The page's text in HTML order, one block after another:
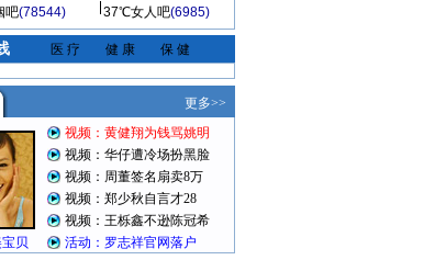
吧(78544) 37℃女人吧(6985)
医 疗 健 康 保 健